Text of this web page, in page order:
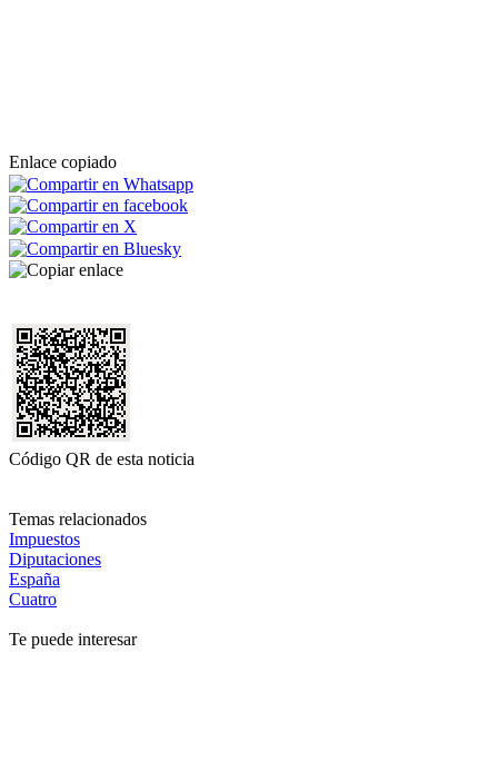
Enlace copiado
Código QR de esta noticia
Temas relacionados
Impuestos
Diputaciones
España
Cuatro
Te puede interesar